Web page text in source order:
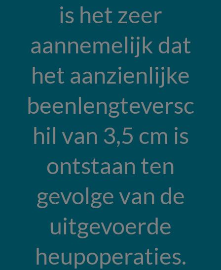
is het zeer
aannemelijk dat
het aanzienlijke
beenlengteversc
hil van 3,5 cm is
ontstaan ten
gevolge van de
uitgevoerde
heupoperaties.